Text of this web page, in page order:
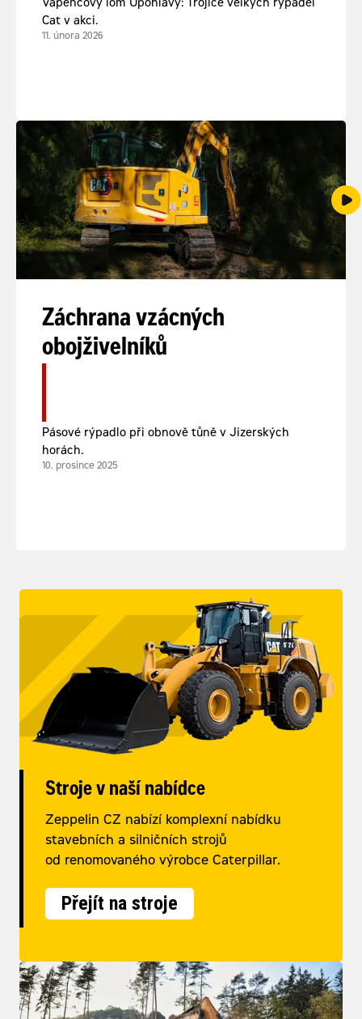
Vápencový lom Úpohlavy: Trojice velkých rýpadel
Cat v akci.
11. února 2026
Záchrana vzácných
obojživelníků
Pásové rýpadlo při obnově tůně v Jizerských
horách.
10. prosince 2025
Stroje v naší nabídce
Zeppelin CZ nabízí komplexní nabídku
stavebních a silničních strojů
od renomovaného výrobce Caterpillar.
Přejít na stroje